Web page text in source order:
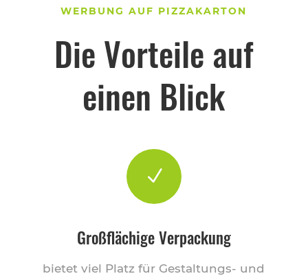
WERBUNG AUF PIZZAKARTON
Die Vorteile auf
einen Blick
N
Großflächige Verpackung
bietet viel Platz für Gestaltungs- und